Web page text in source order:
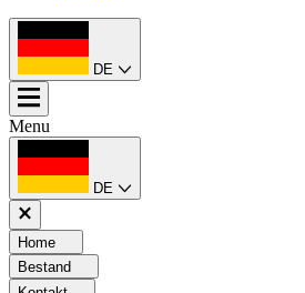
DE
Menu
DE
Home
Bestand